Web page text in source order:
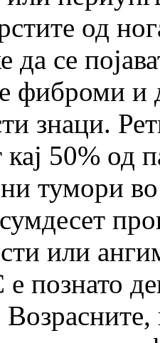
од
да се
фиброми и
знаци.
кај 50% од
тумори
или
познато